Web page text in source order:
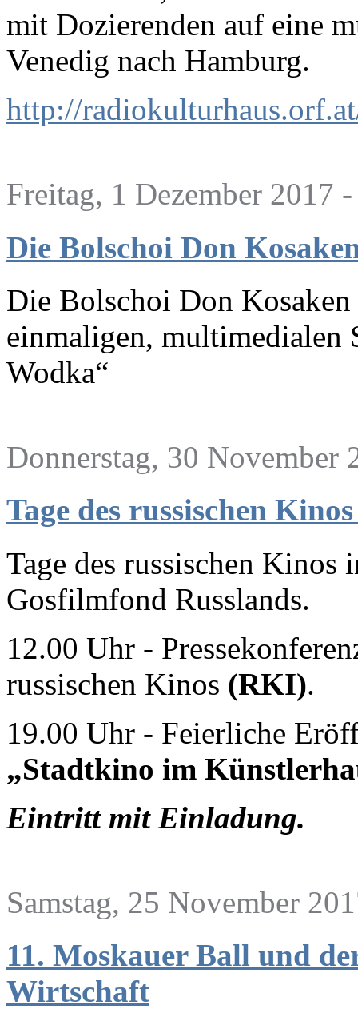
mit Dozierenden auf eine
Venedig nach Hamburg.
http://
Freitag, 1 Dezember 2017
Die Bolschoi Don
Die Bolschoi Don
einmaligen, multimedialen
Wodka“
Donnerstag, 30 November
Tage des russischen
Tage des russischen Kinos
Gosfilmfond Russlands.
12.00 Uhr -
russischen Kinos (RKI).
19.00 Uhr - Feierliche
„Stadtkino im
Eintritt mit Einladung.
Samstag, 25 November
11. Moskauer Ball und
Wirtschaft